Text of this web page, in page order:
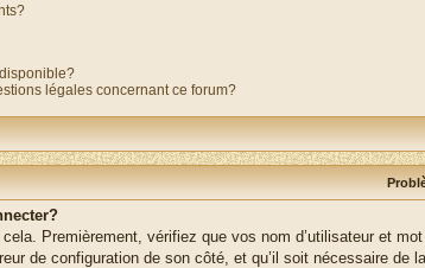
légales concernant ce forum?
Premièrement, vérifiez que vos nom d’utilisateur et
de configuration de son côté, et qu’il soit nécessaire de